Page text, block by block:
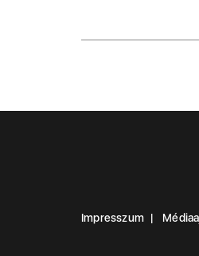
Impresszum